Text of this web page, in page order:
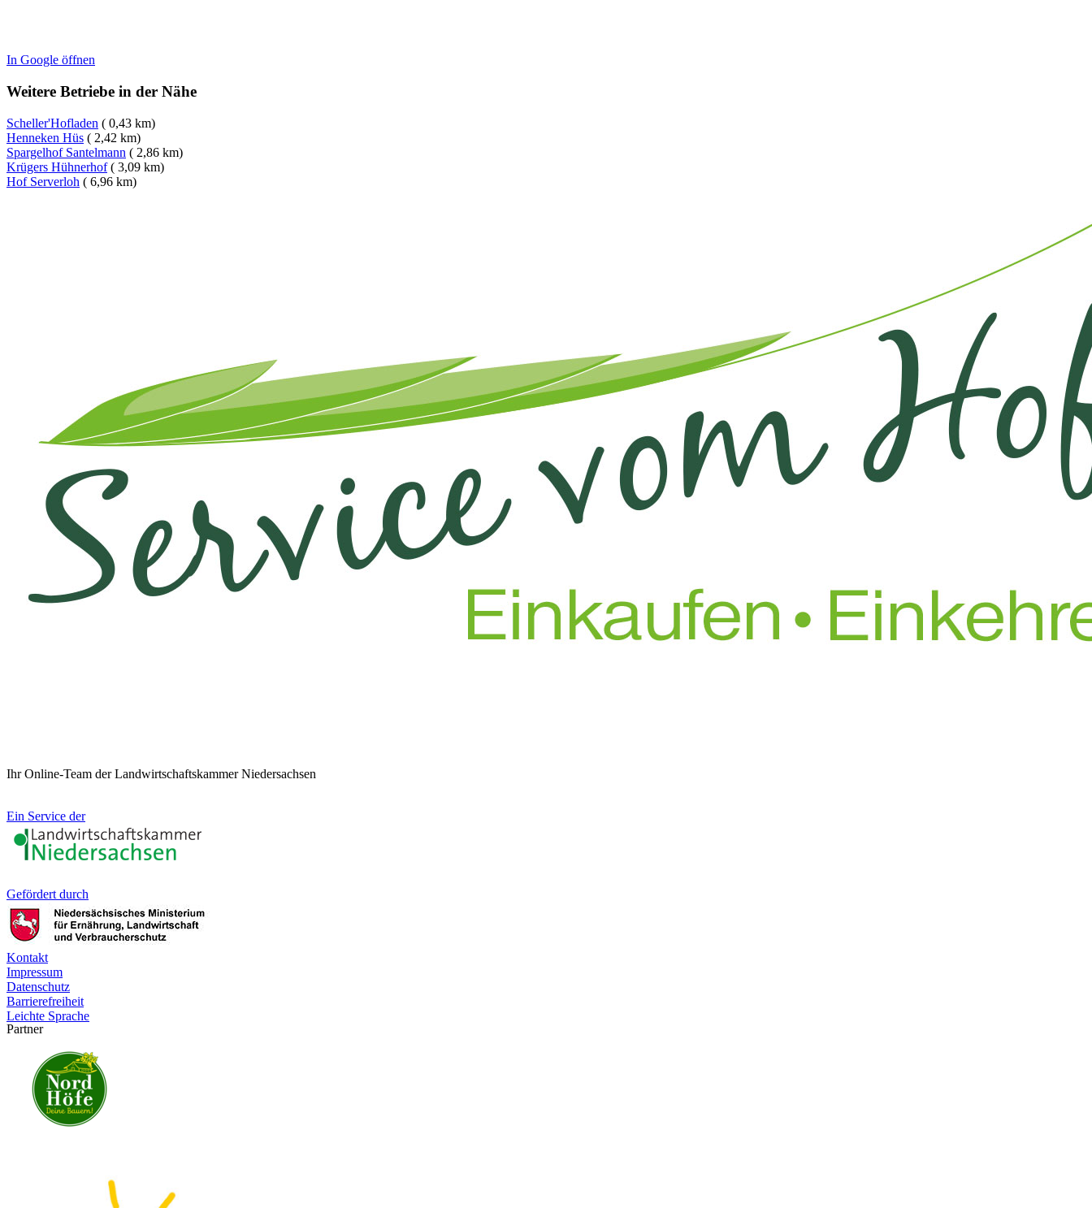
In Google öffnen
Weitere Betriebe in der Nähe
Scheller'Hofladen ( 0,43 km)
Henneken Hüs ( 2,42 km)
Spargelhof Santelmann ( 2,86 km)
Krügers Hühnerhof( 3,09 km)
Hof Serverloh ( 6,96 km)
Ihr Online-Team der Landwirtschaftskammer Niedersachsen
Ein Service der
Gefördert durch
Kontakt
Impressum
Datenschutz
Barrierefreiheit
Leichte Sprache
Partner